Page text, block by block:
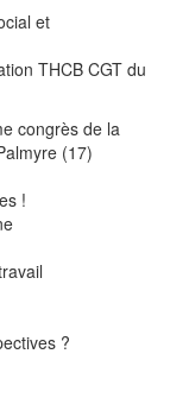
et
THCB CGT du
congrès de la
(17)
!
?